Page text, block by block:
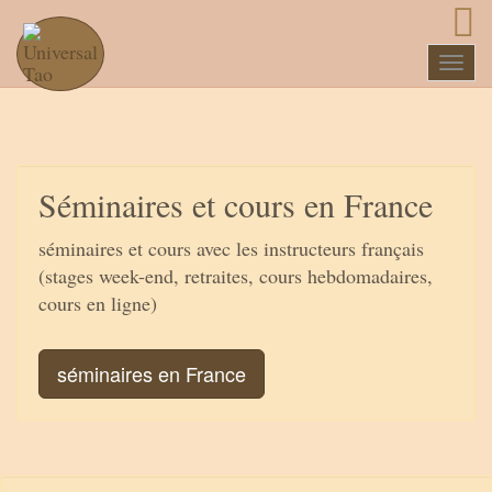
Séminaires et cours en France
séminaires et cours avec les instructeurs français
(stages week-end, retraites, cours hebdomadaires,
cours en ligne)
séminaires en France